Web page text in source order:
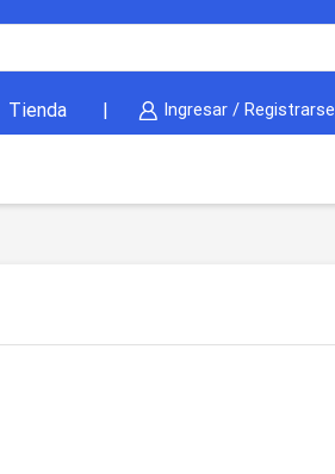
Tienda Ingresar / Registrarse